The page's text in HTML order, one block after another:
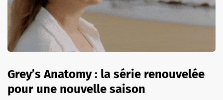
Grey’s Anatomy : la série renouvelée
pour une nouvelle saison